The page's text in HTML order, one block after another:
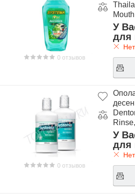
0 отзывов
У
для
0 отзывов
У
для